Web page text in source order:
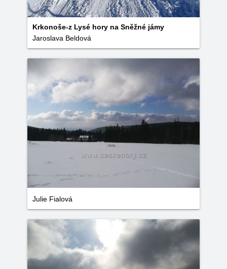
Krkonoše-z Lysé hory na Sněžné jámy
Jaroslava Beldová
Julie Fialová